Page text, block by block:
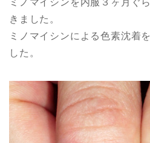
きました。
ミノマイシンによる色素沈着
した。